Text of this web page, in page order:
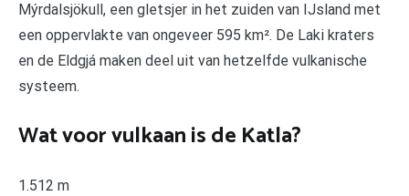
Mýrdalsjökull, een gletsjer in het zuiden van IJsland met
een oppervlakte van ongeveer 595 km². De Laki kraters
en de Eldgjá maken deel uit van hetzelfde vulkanische
systeem.
Wat voor vulkaan is de Katla?
1.512 m